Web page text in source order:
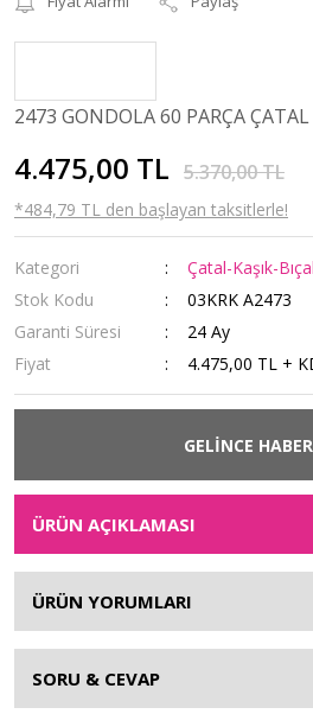
2473 GONDOLA 60 PARÇA
4.475,00 TL 5.370,00 TL
*484,79 TL den başlayan taksitlerle!
Kategori
Çatal-Kaşık-
Stok Kodu
03KRK A2473
Garanti Süresi
24 Ay
Fiyat
4.475,00 TL +
GELİNCE
ÜRÜN AÇIKLAMASI
ÜRÜN YORUMLARI
SORU & CEVAP